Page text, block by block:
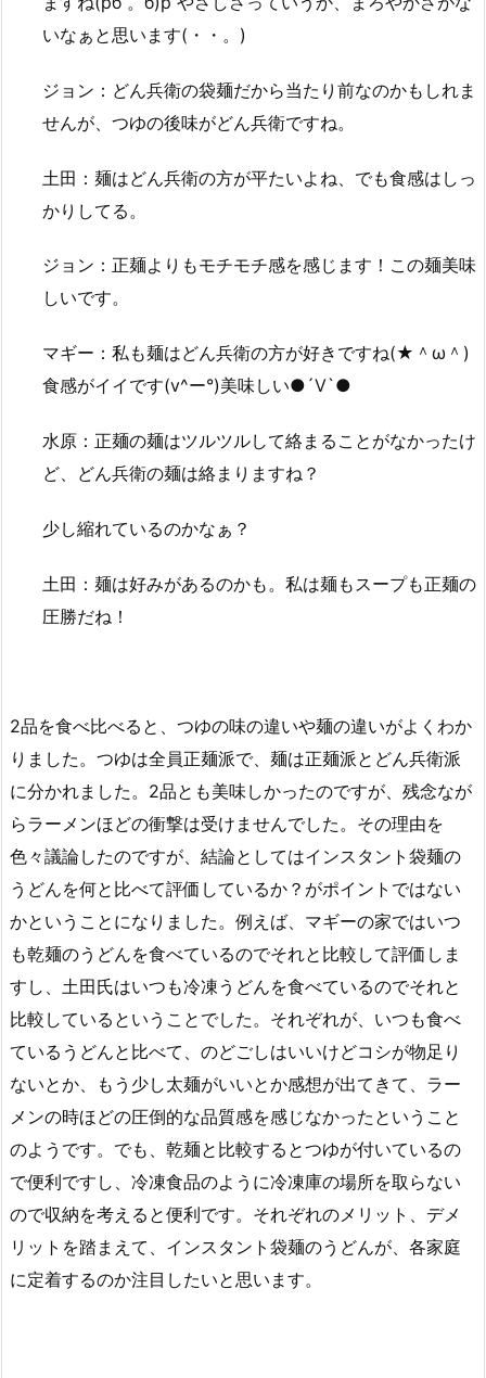
いなぁと思います(・・。)
ジョン：どん兵衛の袋麺だから当たり前なのかもしれま
せんが、つゆの後味がどん兵衛ですね。
土田：麺はどん兵衛の方が平たいよね、でも食感はしっ
かりしてる。
ジョン：正麺よりもモチモチ感を感じます！この麺美味
しいです。
マギー：私も麺はどん兵衛の方が好きですね(★＾ω＾)
食感がイイです(v^ー°)美味しい●´Ⅴ`●
水原：正麺の麺はツルツルして絡まることがなかったけ
ど、どん兵衛の麺は絡まりますね？
少し縮れているのかなぁ？
土田：麺は好みがあるのかも。私は麺もスープも正麺の
圧勝だね！
2品を食べ比べると、つゆの味の違いや麺の違いがよくわか
りました。つゆは全員正麺派で、麺は正麺派とどん兵衛派
に分かれました。2品とも美味しかったのですが、残念なが
らラーメンほどの衝撃は受けませんでした。その理由を
色々議論したのですが、結論としてはインスタント袋麺の
うどんを何と比べて評価しているか？がポイントではない
かということになりました。例えば、マギーの家ではいつ
も乾麺のうどんを食べているのでそれと比較して評価しま
すし、土田氏はいつも冷凍うどんを食べているのでそれと
比較しているということでした。それぞれが、いつも食べ
ているうどんと比べて、のどごしはいいけどコシが物足り
ないとか、もう少し太麺がいいとか感想が出てきて、ラー
メンの時ほどの圧倒的な品質感を感じなかったということ
のようです。でも、乾麺と比較するとつゆが付いているの
で便利ですし、冷凍食品のように冷凍庫の場所を取らない
ので収納を考えると便利です。それぞれのメリット、デメ
リットを踏まえて、インスタント袋麺のうどんが、各家庭
に定着するのか注目したいと思います。